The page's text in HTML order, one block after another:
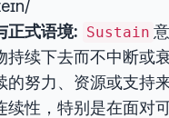
正式语境: Sustain
持续下去而不中断或
的努力、资源或支持
续性，特别是在面对